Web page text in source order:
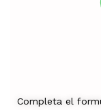
Completa el